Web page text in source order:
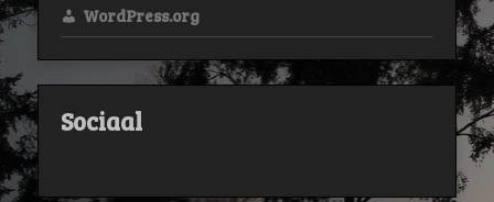
WordPress.org
Sociaal